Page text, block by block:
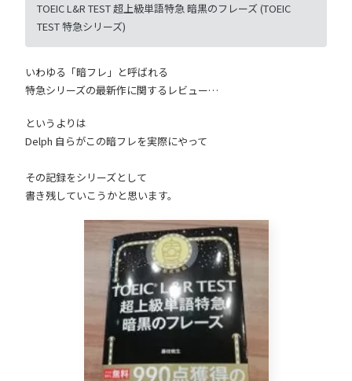
TOEIC L&R TEST 超上級単語特急 暗黒のフレーズ (TOEIC
TEST 特急シリーズ)
いわゆる「暗フレ」と呼ばれる
特急シリーズの最新作に関するレビュー…
というよりは
Delph 自らがこの暗フレを実際にやって
その記録をシリーズとして
書き残していこうかと思います。